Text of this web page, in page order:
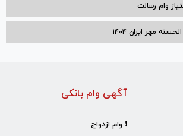
وام رسالت
مهر ایران ۱۴۰۴
آگهی وام بانکی
❗ وام ازدواج